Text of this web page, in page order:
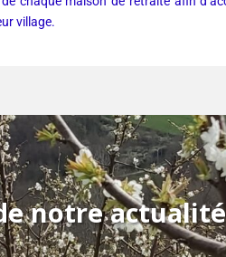
village.
notre